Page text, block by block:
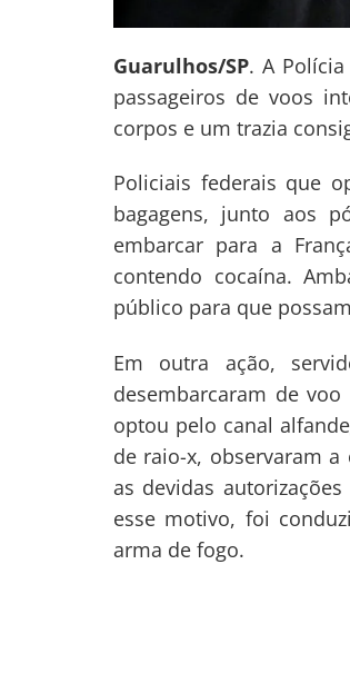
Guarulhos/SP. A
passageiros de voos
corpos e um trazia
Policiais federais que
bagagens, junto aos
embarcar para a
contendo cocaína.
público para que
Em outra ação,
desembarcaram de
optou pelo canal
de raio-x, observaram
as devidas
esse motivo, foi
arma de fogo.
Navegação